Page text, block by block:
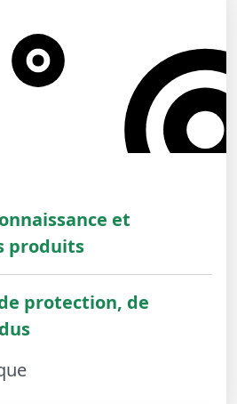
et
produits
protection, de